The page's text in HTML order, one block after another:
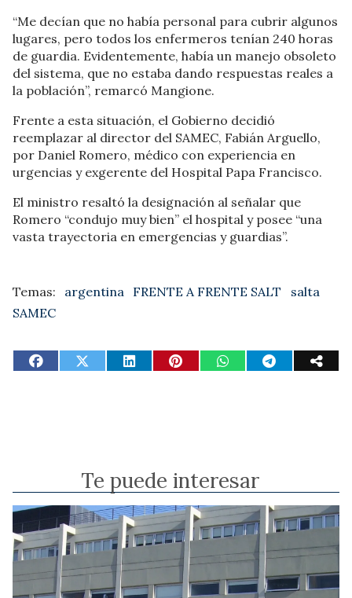
“Me decían que no había personal para cubrir algunos
lugares, pero todos los enfermeros tenían 240 horas
de guardia. Evidentemente, había un manejo obsoleto
del sistema, que no estaba dando respuestas reales a
la población”, remarcó Mangione.
Frente a esta situación, el Gobierno decidió
reemplazar al director del SAMEC, Fabián Arguello,
por Daniel Romero, médico con experiencia en
urgencias y exgerente del Hospital Papa Francisco.
El ministro resaltó la designación al señalar que
Romero “condujo muy bien” el hospital y posee “una
vasta trayectoria en emergencias y guardias”.
argentina FRENTE A FRENTE SALT
salta
SAMEC
Te puede interesar